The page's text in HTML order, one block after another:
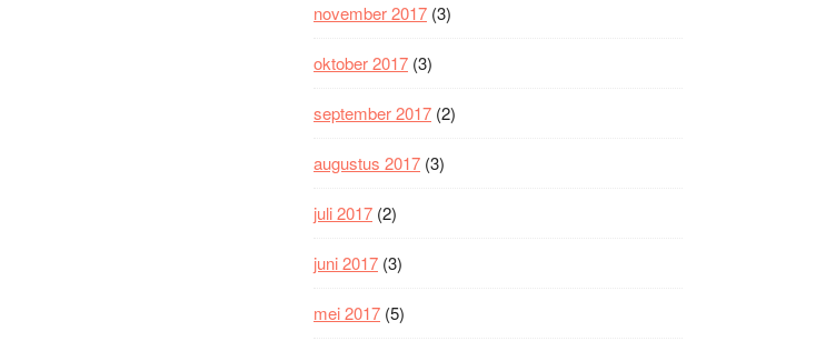
november 2017 (3)
oktober 2017 (3)
september 2017 (2)
augustus 2017 (3)
juli 2017 (2)
juni 2017 (3)
mei 2017 (5)